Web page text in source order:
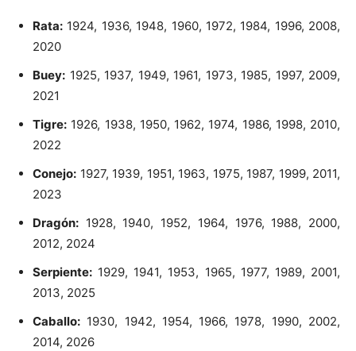
Rata: 1924, 1936, 1948, 1960, 1972, 1984, 1996, 2008,
2020
Buey: 1925, 1937, 1949, 1961, 1973, 1985, 1997, 2009,
2021
Tigre: 1926, 1938, 1950, 1962, 1974, 1986, 1998, 2010,
2022
Conejo: 1927, 1939, 1951, 1963, 1975, 1987, 1999, 2011,
2023
Dragón: 1928, 1940, 1952, 1964, 1976, 1988, 2000,
2012, 2024
Serpiente: 1929, 1941, 1953, 1965, 1977, 1989, 2001,
2013, 2025
Caballo: 1930, 1942, 1954, 1966, 1978, 1990, 2002,
2014, 2026